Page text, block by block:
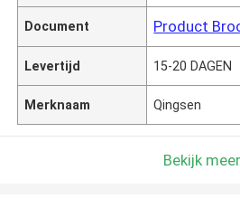
Document Product
Levertijd 15-20 DAGEN
Merknaam Qingsen
Bekijk meer